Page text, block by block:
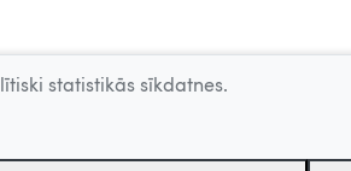
statistikās sīkdatnes.